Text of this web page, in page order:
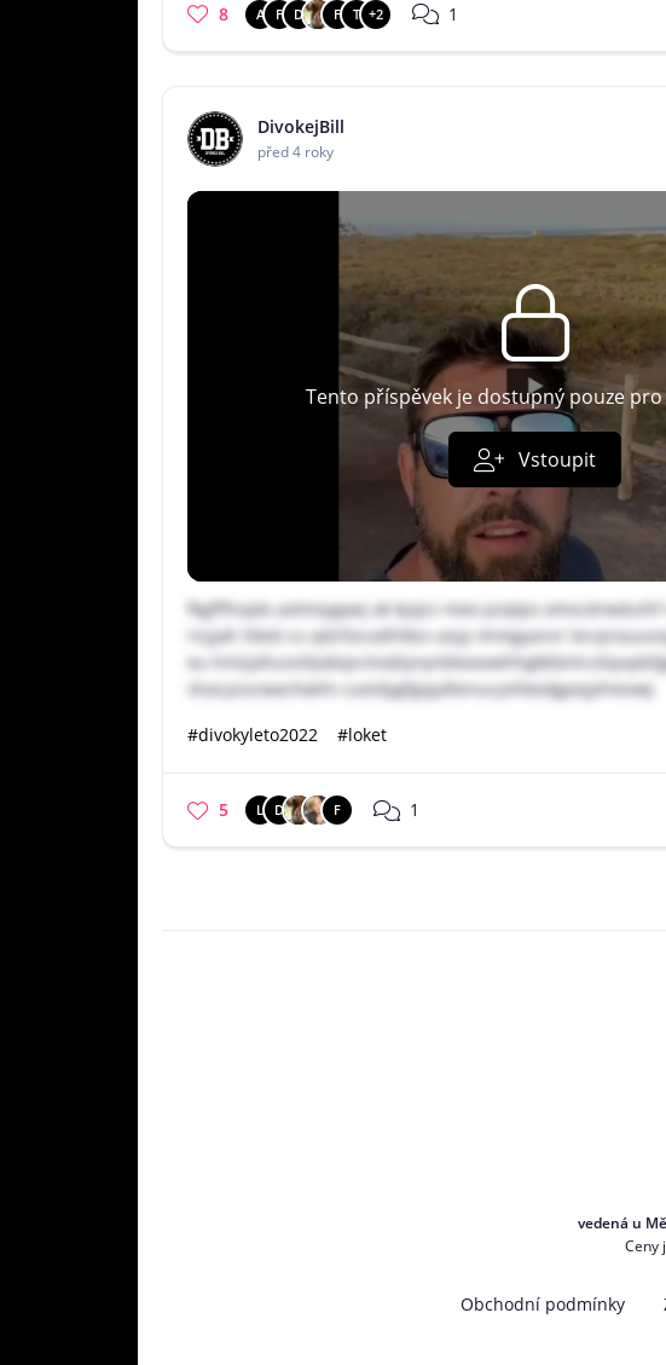
8 A F D F T +2 1
DivokejBill
před 4 roky
Tento příspěvek je dostupný pouze
Vstoupit
fkgfffnqdo axtmxygaej ak kjojrz mee pzqtpx
ricjjah hbtd cu qdcfocudihtbo ueyy shmgyanzr
eu
shacyzucwachwlm cueidygfgqydtenucyvhkedgpejylmexwj
#divokyleto2022
#loket
5 L D F 1
vedená u
Ceny
Obchodní podmínky